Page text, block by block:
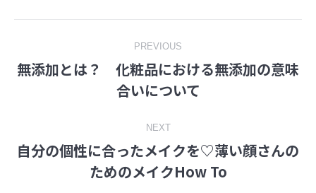
navigation
PREVIOUS
Previous
post:
無添加とは？ 化粧品における無添加の意味
合いについて
NEXT
Next
post:
自分の個性に合ったメイクを♡薄い顔さんの
ためのメイクHow To